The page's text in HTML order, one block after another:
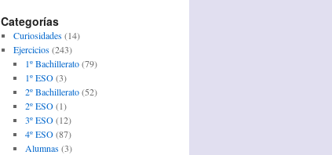
Categorías
Curiosidades(14)
Ejercicios(243)
1º Bachillerato(79)
1º ESO(3)
2º Bachillerato(52)
2º ESO(1)
3º ESO(12)
4º ESO(87)
Alumnas(3)